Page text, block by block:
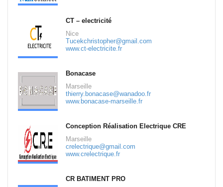
CT – electricité
Nice
Tucekchristopher@gmail.com
www.ct-electricite.fr
Bonacase
Marseille
thierry.bonacase@wanadoo.fr
www.bonacase-marseille.fr
Conception Réalisation Electrique CRE
Marseille
crelectrique@gmail.com
www.crelectrique.fr
CR BATIMENT PRO